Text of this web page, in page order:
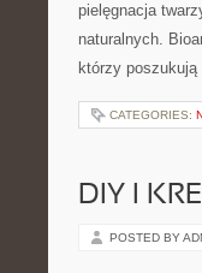
pielęgnacja
naturalnych.
którzy
CATEGORIES:
DIY I
POSTED BY